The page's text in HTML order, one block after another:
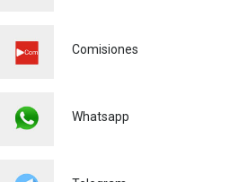
LAS PALMERAS
El AYUNTAMIENTO DE
ALAQUÀS IMPULSA LA
LABORALES JUNTO CON
Comisiones
Whatsapp